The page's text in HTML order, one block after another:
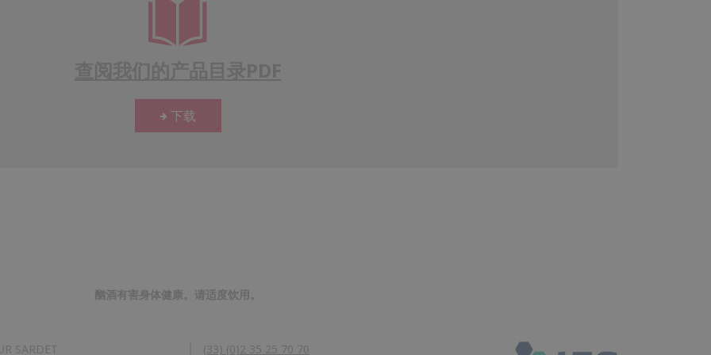
下载
酗酒有害身体健康。请适度饮用。
SARDET (33) (0)2 35 25 70 70